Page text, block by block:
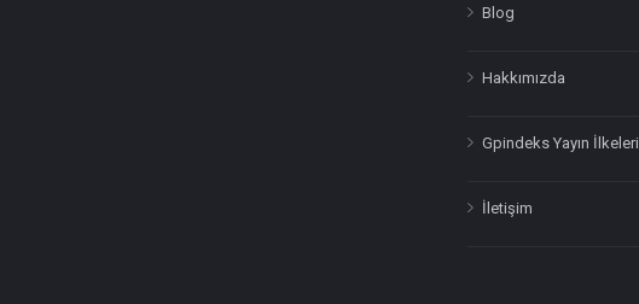
Blog
Hakkımızda
Gpindeks Yayın İlkeleri
İletişim